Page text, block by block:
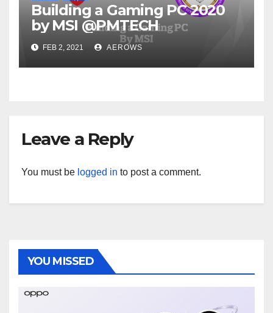
Building a Gaming PC 2020
by MSI @PMTECH
FEB 2, 2021 AEROWS
Leave a Reply
You must be logged in to post a comment.
YOU MISSED